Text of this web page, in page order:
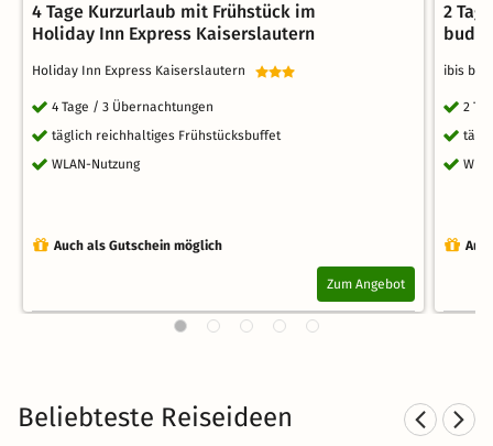
4 Tage Kurzurlaub mit Frühstück im
Holiday Inn Express Kaiserslautern
Holiday Inn Express Kaiserslautern
4 Tage / 3 Übernachtungen
täglich reichhaltiges Frühstücksbuffet
WLAN-Nutzung
Auch als Gutschein möglich
Zum Angebot
2
ibis
2
Beliebteste Reiseideen
Städtereisen nach Baden-